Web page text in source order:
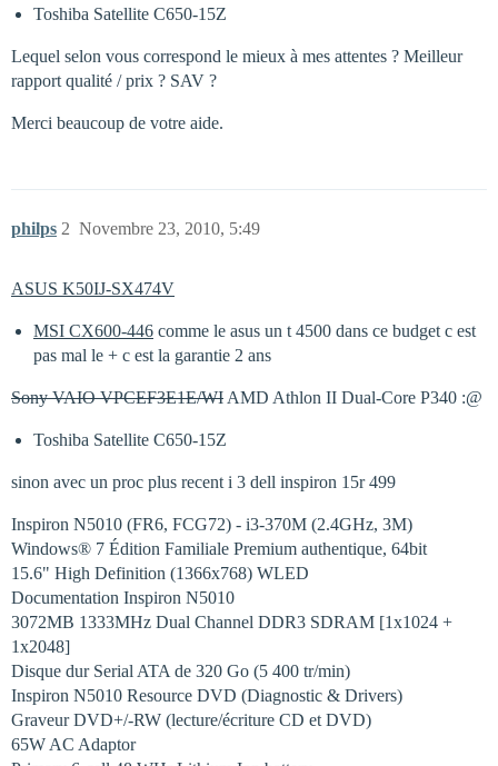
Toshiba Satellite C650-15Z
Lequel selon vous correspond le mieux à mes attentes ? Meilleur
rapport qualité / prix ? SAV ?
Merci beaucoup de votre aide.
philps Novembre 23, 2010, 5:49
2
ASUS K50IJ-SX474V
MSI CX600-446 comme le asus un t 4500 dans ce budget c est
pas mal le + c est la garantie 2 ans
Sony VAIO VPCEF3E1E/WI AMD Athlon II Dual-Core P340 :@
Toshiba Satellite C650-15Z
sinon avec un proc plus recent i 3 dell inspiron 15r 499 
Inspiron N5010 (FR6, FCG72) - i3-370M (2.4GHz, 3M)
Windows® 7 Édition Familiale Premium authentique, 64bit
15.6" High Definition (1366x768) WLED
Documentation Inspiron N5010
3072MB 1333MHz Dual Channel DDR3 SDRAM [1x1024 +
1x2048]
Disque dur Serial ATA de 320 Go (5 400 tr/min)
Inspiron N5010 Resource DVD (Diagnostic & Drivers)
Graveur DVD+/-RW (lecture/écriture CD et DVD)
65W AC Adaptor